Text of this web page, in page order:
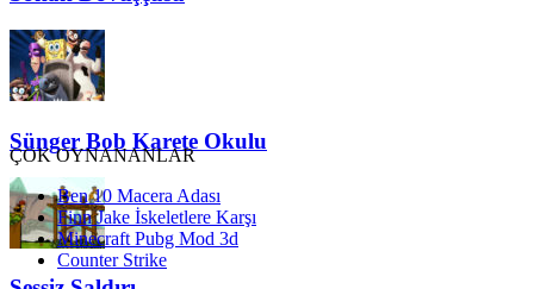
Sünger Bob Karete Okulu
ÇOK OYNANANLAR
Ben 10 Macera Adası
Finn Jake İskeletlere Karşı
Minecraft Pubg Mod 3d
Counter Strike